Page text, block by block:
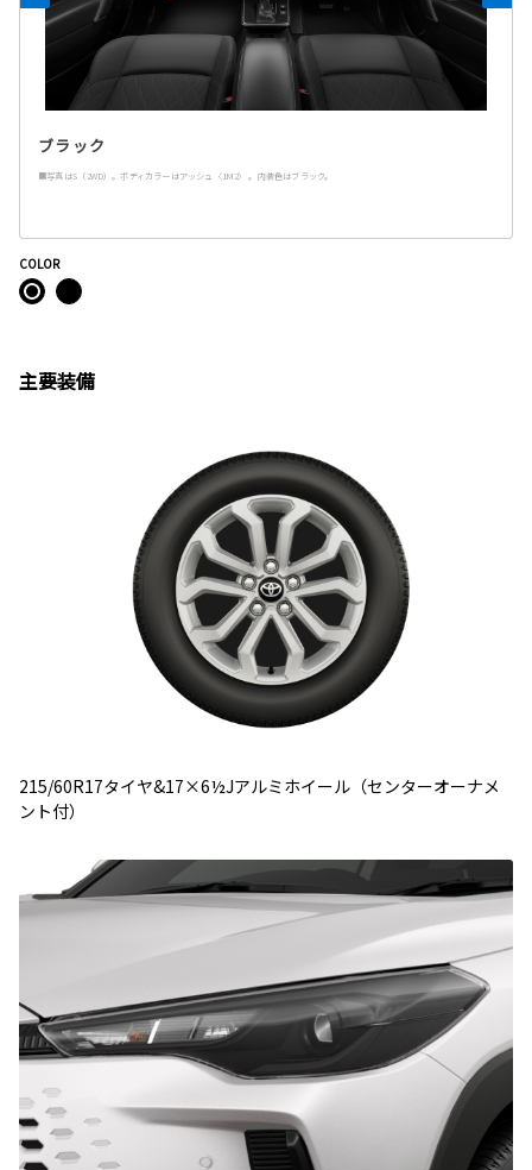
ブラック
■写真はS（2WD）。ボディカラーはアッシュ〈1M2〉 。内装色はブラック。
COLOR
主要装備
215/60R17タイヤ&17×6½Jアルミホイール（センターオーナメ
ント付）